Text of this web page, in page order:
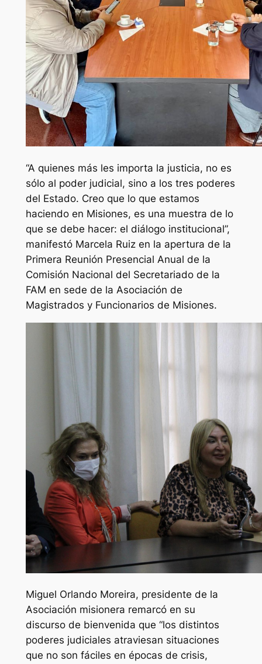
“A quienes más les importa la justicia, no es
sólo al poder judicial, sino a los tres poderes
del Estado. Creo que lo que estamos
haciendo en Misiones, es una muestra de lo
que se debe hacer: el diálogo institucional”,
manifestó Marcela Ruiz en la apertura de la
Primera Reunión Presencial Anual de la
Comisión Nacional del Secretariado de la
FAM en sede de la Asociación de
Magistrados y Funcionarios de Misiones.
Miguel Orlando Moreira, presidente de la
Asociación misionera remarcó en su
discurso de bienvenida que “los distintos
poderes judiciales atraviesan situaciones
que no son fáciles en épocas de crisis,